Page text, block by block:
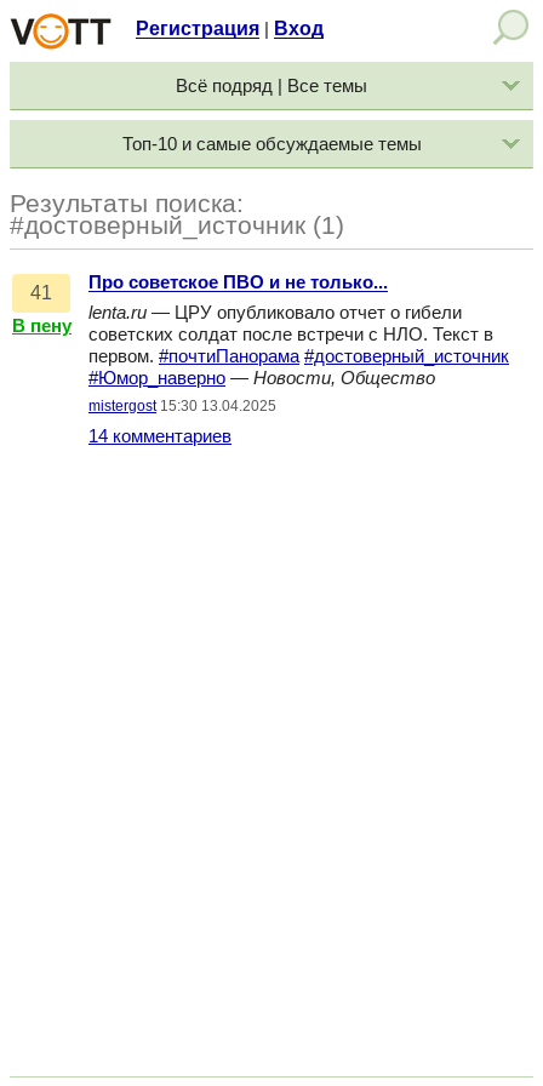
Регистрация Вход
Всё подряд | Все темы
Топ-10 и самые обсуждаемые темы
Результаты поиска:
#достоверный_источник (1)
41
В пену
Про советское ПВО и не только...
lenta.ru — ЦРУ опубликовало отчет о гибели
советских солдат после встречи с НЛО. Текст в
первом. #почтиПанорама #достоверный_источник
#Юмор_наверно — Новости, Общество
mistergost 15:30 13.04.2025
14 комментариев